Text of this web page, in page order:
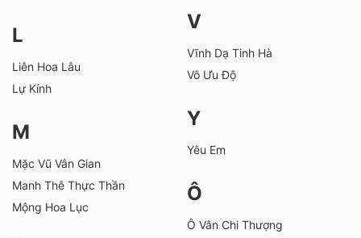
L
Liên Hoa Lâu
Lự Kính
M
Mặc Vũ Vân Gian
Manh Thê Thực Thần
Mộng Hoa Lục
V
Vĩnh Dạ Tinh Hà
Vô Ưu Độ
Y
Yêu Em
Ô
Ô Vân Chi Thượng